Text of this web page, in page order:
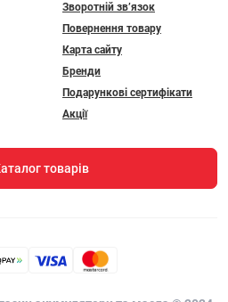
Зворотній зв’язок
Повернення товару
Карта сайту
Бренди
Подарункові сертифікати
Акції
товарів